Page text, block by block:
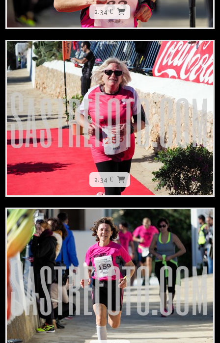
2,34 €
2,34 €